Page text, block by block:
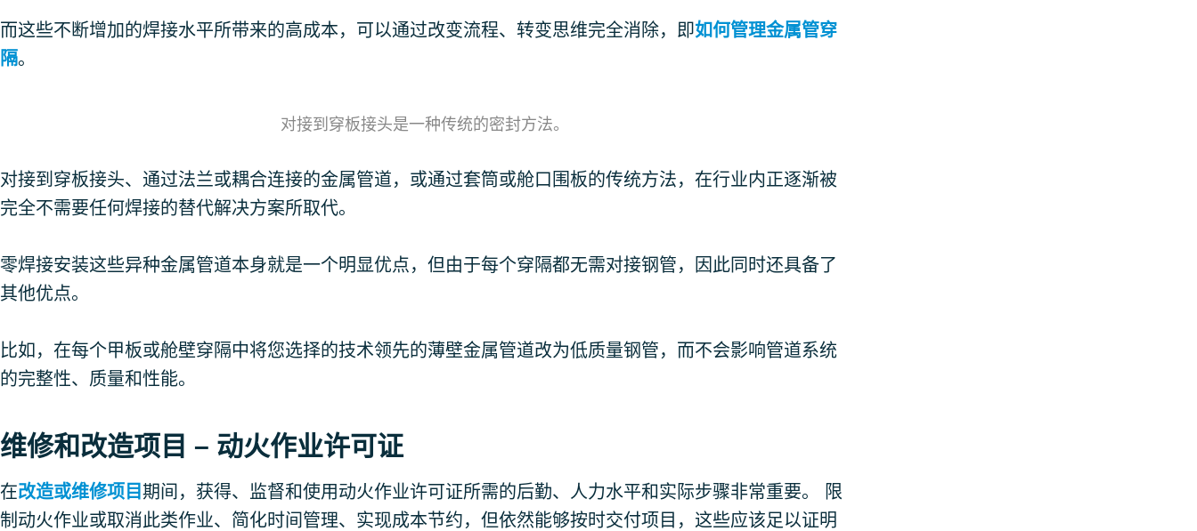
而这些不断增加的焊接水平所带来的高成本，可以通过改变流程、转变思维完全消除，即如何管理金属管穿
隔。
对接到穿板接头是一种传统的密封方法。
对接到穿板接头、通过法兰或耦合连接的金属管道，或通过套筒或舱口围板的传统方法，在行业内正逐渐被
完全不需要任何焊接的替代解决方案所取代。
零焊接安装这些异种金属管道本身就是一个明显优点，但由于每个穿隔都无需对接钢管，因此同时还具备了
其他优点。
比如，在每个甲板或舱壁穿隔中将您选择的技术领先的薄壁金属管道改为低质量钢管，而不会影响管道系统
的完整性、质量和性能。
维修和改造项目 – 动火作业许可证
在改造或维修项目期间，获得、监督和使用动火作业许可证所需的后勤、人力水平和实际步骤非常重要。 限
制动火作业或取消此类作业、简化时间管理、实现成本节约，但依然能够按时交付项目，这些应该足以证明